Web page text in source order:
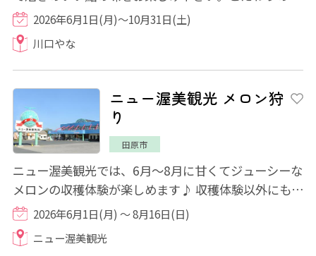
塩を使用した鮎の塩焼きやフライなども食べ...
2026年6月1日(月)～10月31日(土)
川口やな
ニュー渥美観光 メロン狩
り
田原市
ニュー渥美観光では、6月～8月に甘くてジューシーな
メロンの収穫体験が楽しめます♪ 収穫体験以外にも、
冷暖房完備の快適な屋内で食べ放題を楽しめ...
2026年6月1日(月) ～ 8月16日(日)
ニュー渥美観光